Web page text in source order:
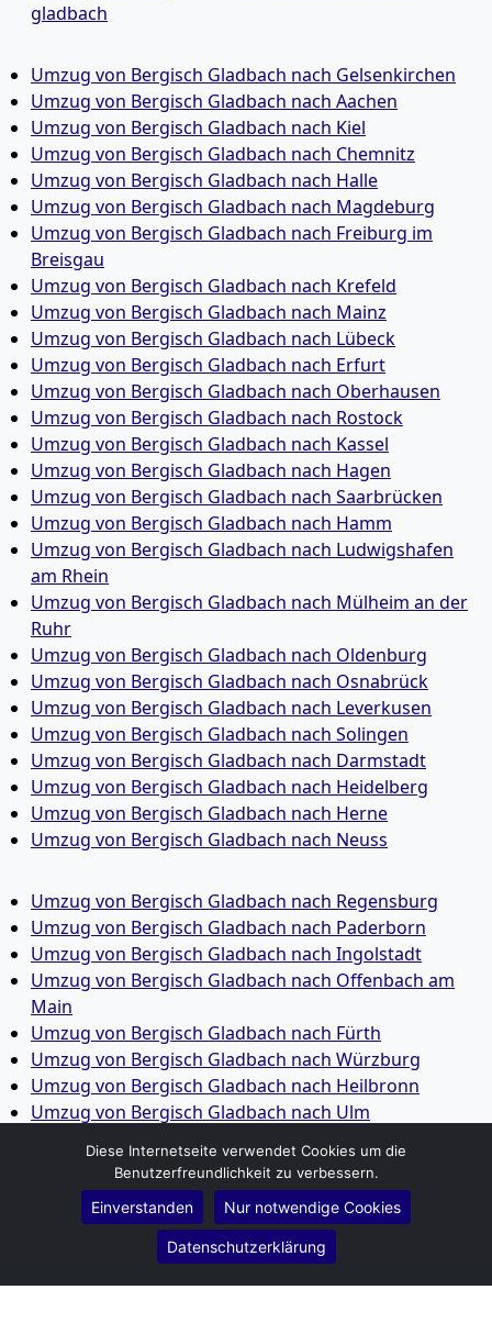
gladbach
Umzug von Bergisch Gladbach nach Gelsenkirchen
Umzug von Bergisch Gladbach nach Aachen
Umzug von Bergisch Gladbach nach Kiel
Umzug von Bergisch Gladbach nach Chemnitz
Umzug von Bergisch Gladbach nach Halle
Umzug von Bergisch Gladbach nach Magdeburg
Umzug von Bergisch Gladbach nach Freiburg im
Breisgau
Umzug von Bergisch Gladbach nach Krefeld
Umzug von Bergisch Gladbach nach Mainz
Umzug von Bergisch Gladbach nach Lübeck
Umzug von Bergisch Gladbach nach Erfurt
Umzug von Bergisch Gladbach nach Oberhausen
Umzug von Bergisch Gladbach nach Rostock
Umzug von Bergisch Gladbach nach Kassel
Umzug von Bergisch Gladbach nach Hagen
Umzug von Bergisch Gladbach nach Saarbrücken
Umzug von Bergisch Gladbach nach Hamm
Umzug von Bergisch Gladbach nach Ludwigshafen
am Rhein
Umzug von Bergisch Gladbach nach Mülheim an der
Ruhr
Umzug von Bergisch Gladbach nach Oldenburg
Umzug von Bergisch Gladbach nach Osnabrück
Umzug von Bergisch Gladbach nach Leverkusen
Umzug von Bergisch Gladbach nach Solingen
Umzug von Bergisch Gladbach nach Darmstadt
Umzug von Bergisch Gladbach nach Heidelberg
Umzug von Bergisch Gladbach nach Herne
Umzug von Bergisch Gladbach nach Neuss
Umzug von Bergisch Gladbach nach Regensburg
Umzug von Bergisch Gladbach nach Paderborn
Umzug von Bergisch Gladbach nach Ingolstadt
Umzug von Bergisch Gladbach nach Offenbach am
Main
Umzug von Bergisch Gladbach nach Fürth
Umzug von Bergisch Gladbach nach Würzburg
Umzug von Bergisch Gladbach nach Heilbronn
Umzug von Bergisch Gladbach nach Ulm
Umzug von Bergisch Gladbach nach Wolfsburg
Umzug von Bergisch Gladbach nach Bottrop
Umzug von Bergisch Gladbach nach Göttingen
Umzug von Bergisch Gladbach nach Reutlingen
Umzug von Bergisch Gladbach nach Bremer­haven
Diese Internetseite verwendet Cookies um die
Benutzerfreundlichkeit zu verbessern.
Einverstanden Nur notwendige Cookies
Datenschutzerklärung